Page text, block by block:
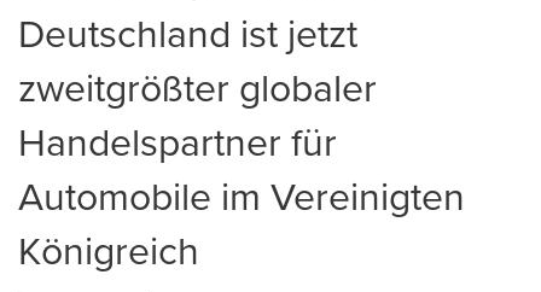
Deutschland ist jetzt
zweitgrößter globaler
Handelspartner für
Automobile im Vereinigten
Königreich